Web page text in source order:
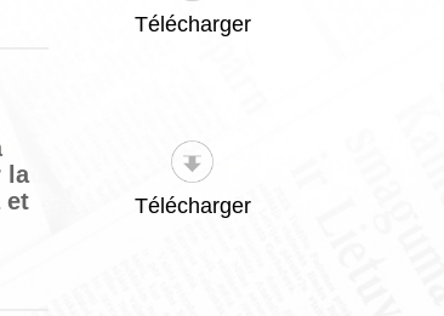
Télécharger
la
et
Télécharger